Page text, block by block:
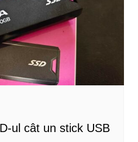
ul cât un stick USB